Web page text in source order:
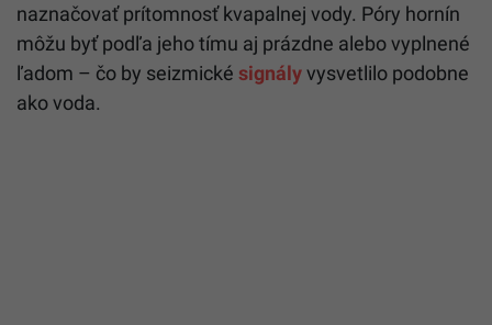
naznačovať prítomnosť kvapalnej vody. Póry hornín
môžu byť podľa jeho tímu aj prázdne alebo vyplnené
ľadom – čo by seizmické signályvysvetlilo podobne
ako voda.